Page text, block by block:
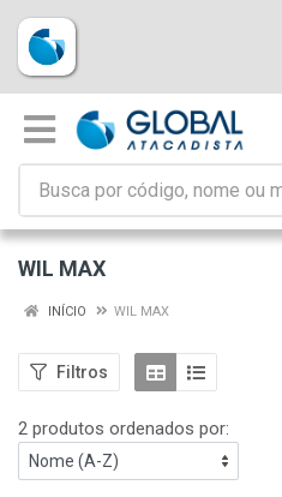
WIL MAX
INÍCIO WIL MAX
Filtros
2 produtos ordenados por: